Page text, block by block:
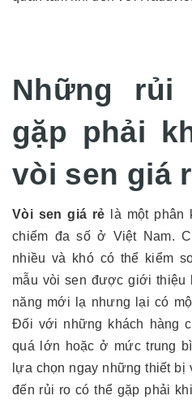
Những
gặp phải
vòi sen giá
Vòi sen giá rẻ là một phân
chiếm đa số ở Việt Nam.
nhiều và khó có thể kiểm
mẫu vòi sen được giới
năng mới lạ nhưng lại có
Đối với những khách hàng
quá lớn hoặc ở mức trung
lựa chọn ngay những thiết bị
đến rủi ro có thể gặp phải